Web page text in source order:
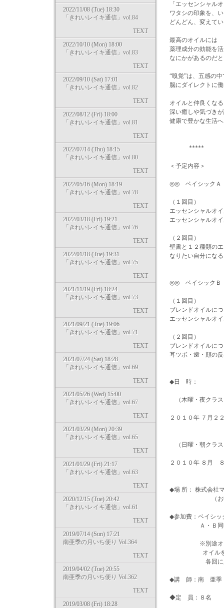
2022/11/08 (Tue) 18:30
「きれいレイキ通信」vol.84
TEXT
2022/10/10 (Mon) 18:00
「きれいレイキ通信」vol.83
TEXT
2022/09/10 (Sat) 17:01
「きれいレイキ通信」vol.82
TEXT
2022/08/12 (Fri) 18:00
「きれいレイキ通信」vol.81
TEXT
2022/07/14 (Thu) 18:15
「きれいレイキ通信」vol.80
TEXT
2022/05/16 (Mon) 18:19
「きれいレイキ通信」vol.78
TEXT
2022/03/18 (Fri) 19:21
「きれいレイキ通信」vol.76
TEXT
2022/01/18 (Tue) 19:31
「きれいレイキ通信」vol.75
TEXT
2021/11/19 (Fri) 18:24
「きれいレイキ通信」vol.73
TEXT
2021/09/21 (Tue) 19:06
「きれいレイキ通信」vol.71
TEXT
2021/07/24 (Sat) 18:28
「きれいレイキ通信」vol.69
TEXT
2021/05/26 (Wed) 15:00
「きれいレイキ通信」vol.67
TEXT
2021/03/29 (Mon) 20:39
「きれいレイキ通信」vol.65
TEXT
2021/01/29 (Fri) 21:17
「きれいレイキ通信」vol.63
TEXT
2020/12/15 (Tue) 20:42
「きれいレイキ通信」vol.61
TEXT
2019/07/14 (Sun) 17:21
南亜季の月いち便り Vol.364
TEXT
2019/04/02 (Tue) 20:55
南亜季の月いち便り Vol.362
TEXT
2019/03/08 (Fri) 18:28
「エッセンシャル
ワタシの印象を、
どんどん、変えて
最高のオイルには
薬理成分の効能を
なにかがあるのだ
“嗅覚”は、五感の中
脳にダイレクトに
オイルと仲良くな
深い癒しや気づき
健康で豊かな生活
*****
＜予定内容＞
◎◎ ベイシック
（１回目）
エッセンシャルオ
エッセンシャルオ
（２回目）
聖書と１２種類の
なりたい自分にな
◎◎ ベイシック
（１回目）
ブレンドオイルに
エッセンシャルオ
（２回目）
ブレンドオイルに
耳ツボ・歯・顔の
◆日 時：
（木曜・夜クラ
２０１０年 ７月２
（日曜・朝クラ
２０１０年 ８月
◆場 所： 株式会社
（お申し込み
◆参加費：ベイシッ
Ａ・Ｂ同時に
※別途オイル代
オイルを持参
各回に必要な
◆講 師：南 亜季
◆定 員：８名